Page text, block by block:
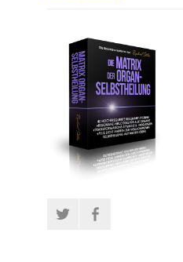
Twitter